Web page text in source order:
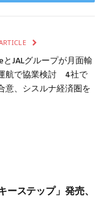
とJALグループが月面輸
航で協業検討 4社で
意、シスルナ経済圏を
ステップ」発売、